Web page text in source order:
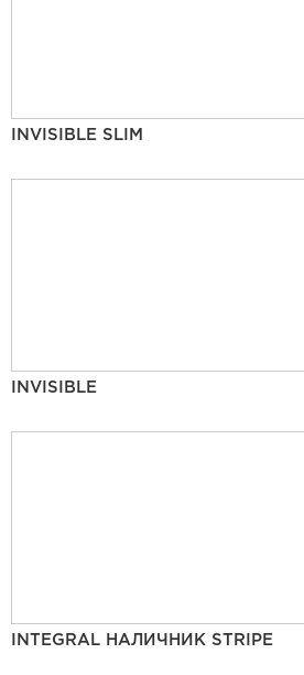
INVISIBLE SLIM
INVISIBLE
INTEGRAL НАЛИЧНИК STRIPE